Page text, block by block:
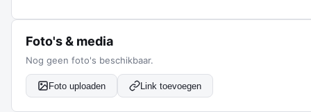
Foto's & media
Nog geen foto's beschikbaar.
Foto uploaden Link toevoegen